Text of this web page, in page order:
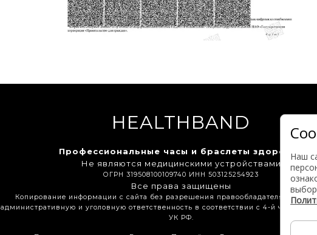
HEALTHBAND
Профессиональные часы и браслеты здоровья
Не являются медицинскими устройствами
ОГРН 319508100109740 ИНН 503125254923
Все права защищены
Копирование информации с сайта без разрешения правообладателя влечет
административную и уголовную ответственность в соответствии с 4-й частью
УК РФ.
Наш